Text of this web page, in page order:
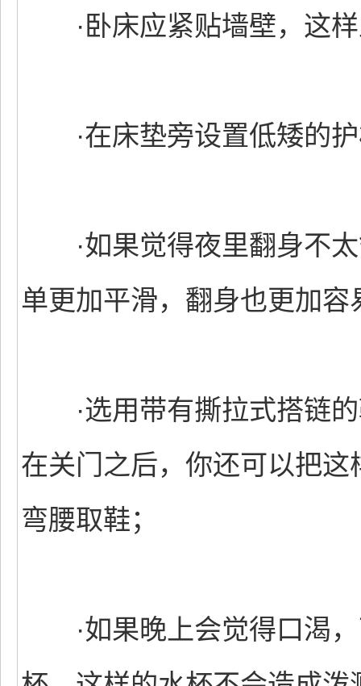
·卧床应紧贴墙壁，这样
·在床垫旁设置低矮的护
·如果觉得夜里翻身不太
单更加平滑，翻身也更加容
·选用带有撕拉式搭链的
在关门之后，你还可以把
弯腰取鞋；
·如果晚上会觉得口渴，